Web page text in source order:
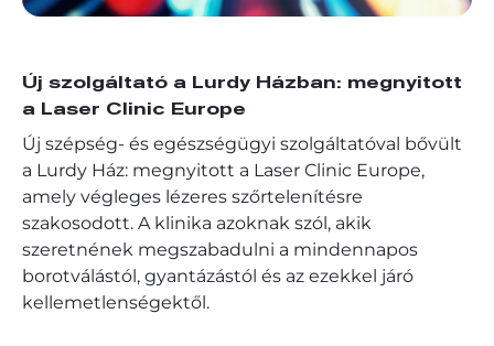
Új szolgáltató a Lurdy Házban: megnyitott
a Laser Clinic Europe
Új szépség- és egészségügyi szolgáltatóval bővült
a Lurdy Ház: megnyitott a Laser Clinic Europe,
amely végleges lézeres szőrtelenítésre
szakosodott. A klinika azoknak szól, akik
szeretnének megszabadulni a mindennapos
borotválástól, gyantázástól és az ezekkel járó
kellemetlenségektől.